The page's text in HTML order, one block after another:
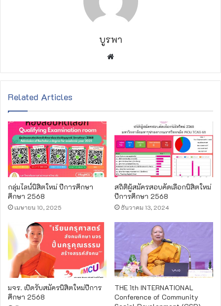
บูรพา
b
Related Articles
กลุ่มไลน์นิสิตใหม่ ปีการศึกษา
ศึกษา 2568
เมษายน 10, 2025
สถิติผู้สมัครสอบคัดเลือกนิสิตใหม่
ปีการศึกษา 2568
ธันวาคม 13, 2024
มจร. เปิดรับสมัครนิสิตใหม่ปีการ
ศึกษา 2568
THE 1th INTERNATIONAL
Conference of Community